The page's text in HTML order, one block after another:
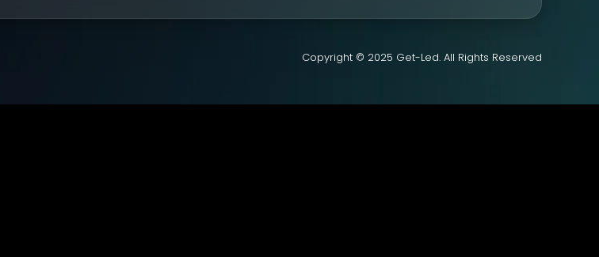
Copyright © 2025 Get-Led. All Rights Reserved